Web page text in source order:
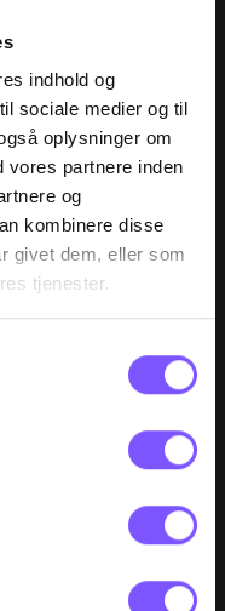
indhold og
sociale medier og til
oplysninger om
vores partnere inden
og
kombinere disse
givet dem, eller som
tjenester.